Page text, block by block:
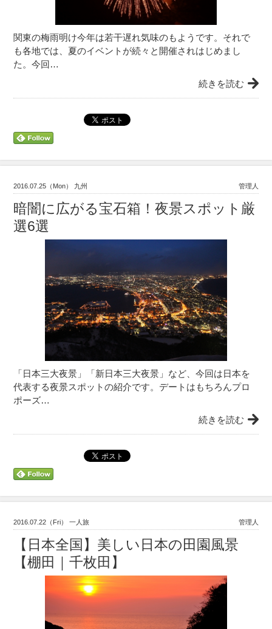
関東の梅雨明け今年は若干遅れ気味のもようです。それで
も各地では、夏のイベントが続々と開催されはじめまし
た。今回…
続きを読む
2016.07.25（Mon） 九州 管理人
暗闇に広がる宝石箱！夜景スポット厳
選6選
「日本三大夜景」「新日本三大夜景」など、今回は日本を
代表する夜景スポットの紹介です。デートはもちろんプロ
ポーズ…
続きを読む
2016.07.22（Fri） 一人旅 管理人
【日本全国】美しい日本の田園風景
【棚田｜千枚田】